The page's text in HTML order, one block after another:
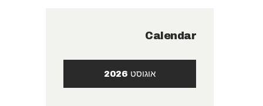
Calendar
אוגוסט 2026